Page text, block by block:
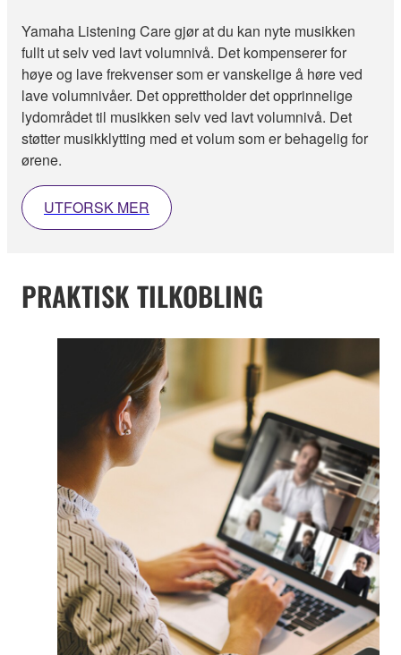
Yamaha Listening Care gjør at du kan nyte musikken
fullt ut selv ved lavt volumnivå. Det kompenserer for
høye og lave frekvenser som er vanskelige å høre ved
lave volumnivåer. Det opprettholder det opprinnelige
lydområdet til musikken selv ved lavt volumnivå. Det
støtter musikklytting med et volum som er behagelig for
ørene.
UTFORSK MER
PRAKTISK TILKOBLING